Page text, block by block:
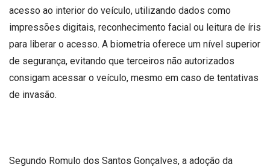
acesso ao interior do veículo, utilizando dados como
impressões digitais, reconhecimento facial ou leitura de íris
para liberar o acesso. A biometria oferece um nível superior
de segurança, evitando que terceiros não autorizados
consigam acessar o veículo, mesmo em caso de tentativas
de invasão.
Segundo Romulo dos Santos Gonçalves, a adoção da